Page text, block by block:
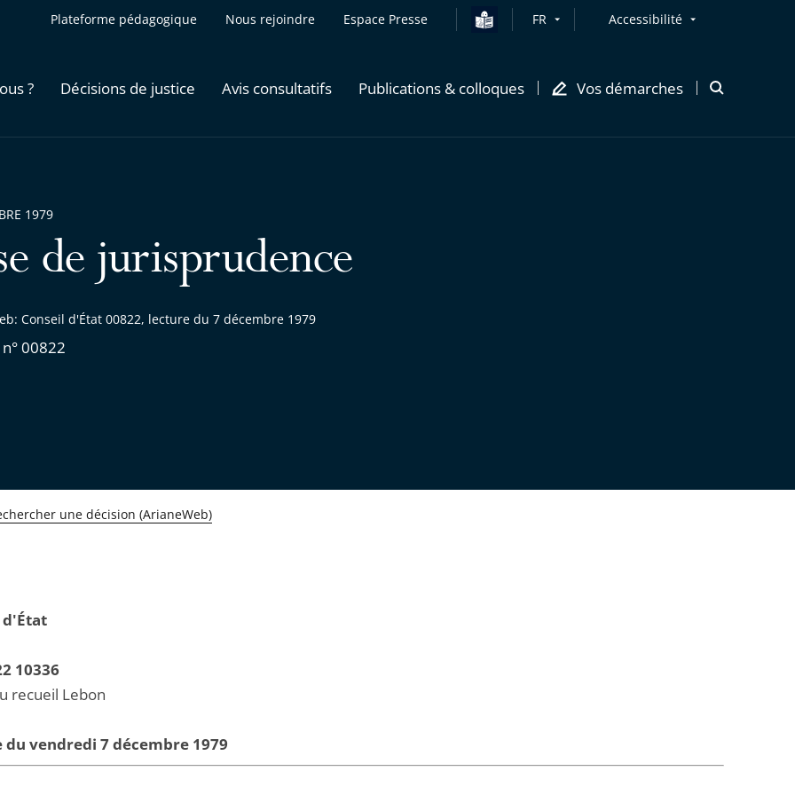
Plateforme pédagogique Nous rejoindre Espace Presse FR Accessibilité
? Décisions de justice Avis consultatifs Publications & colloques Vos démarches
Ouvrir
de jurisprudence
Conseil d'État 00822, lecture du 7 décembre 1979
00822
1979
une décision (ArianeWeb)
d'État
10336
recueil Lebon
du vendredi 7 décembre 1979